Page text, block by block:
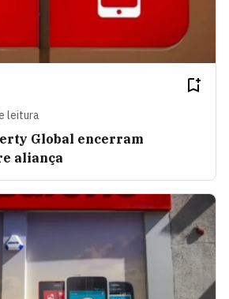
leitura
Global encerram
aliança